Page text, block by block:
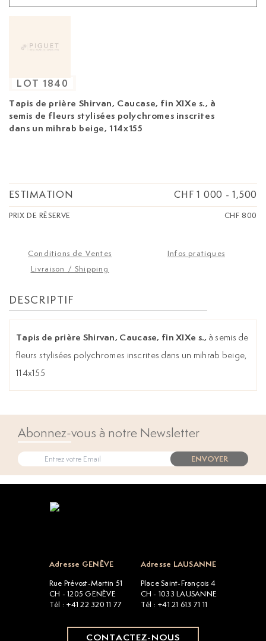
Tapis de prière Shirvan, Caucase, fin XIXe s.,
semis de fleurs stylisées polychromes inscrites
dans un mihrab beige, 114x155
LOT 1840
ESTIMATION CHF 1 000 - 1,500
PRIX DE RÉSERVE CHF 800
Conditions de Ventes
Infos pratiques
Livraison / Shipping
DESCRIPTIF
Tapis de prière Shirvan, Caucase, fin XIXe s., à semis de
fleurs stylisées polychromes inscrites dans un mihrab beige,
114x155
Abonnez-vous à notre Newsletter
ENVOYER
Adresse GENÈVE
Rue Prévost-Martin 51
CH - 1205 GENÈVE
Tél : +41 22 320 11 77
Adresse LAUSANNE
Place Saint-François 4
CH - 1033 LAUSANNE
Tél : +41 21 613 71 11
CONTACTEZ-NOUS